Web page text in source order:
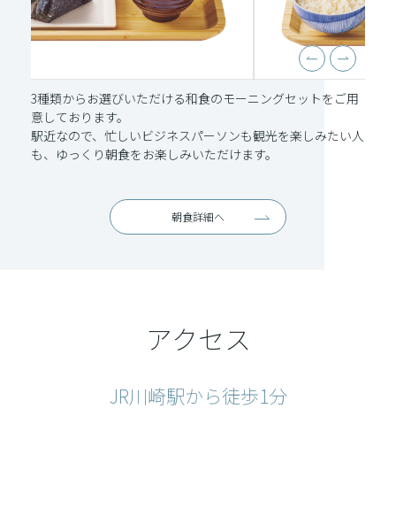
3種類からお選びいただける和食のモーニングセットをご用
意しております。
駅近なので、忙しいビジネスパーソンも観光を楽しみたい人
も、ゆっくり朝食をお楽しみいただけます。
朝食詳細へ
アクセス
JR川崎駅から徒歩1分